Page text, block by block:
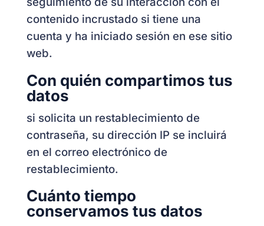
contenido incrustado si tiene una
cuenta y ha iniciado sesión en ese sitio
web.
Con quién compartimos tus
datos
si solicita un restablecimiento de
contraseña, su dirección IP se incluirá
en el correo electrónico de
restablecimiento.
Cuánto tiempo
conservamos tus datos